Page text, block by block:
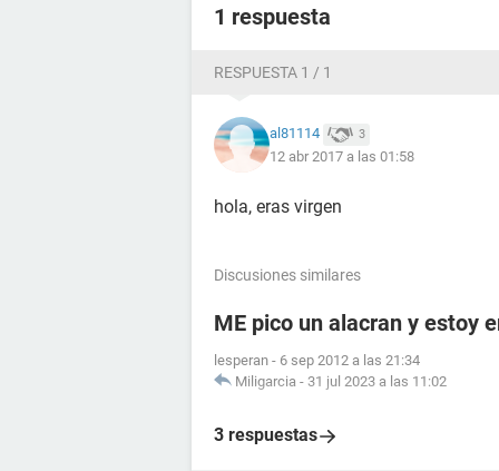
1 respuesta
RESPUESTA 1 / 1
al81114 3
12 abr 2017 a las 01:58
hola, eras virgen
Discusiones similares
ME pico un alacran y estoy
lesperan - 6 sep 2012 a las 21:34
Miligarcia - 31 jul 2023 a las 11:02
3 respuestas